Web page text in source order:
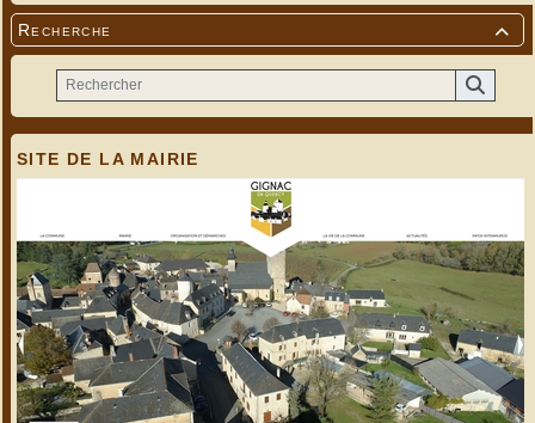

Recherche
SITE DE LA MAIRIE